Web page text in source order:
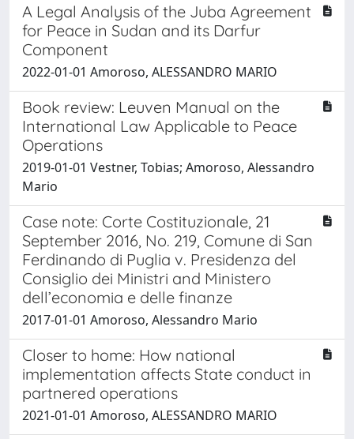
A Legal Analysis of the Juba Agreement
for Peace in Sudan and its Darfur
Component
2022-01-01 Amoroso, ALESSANDRO MARIO
Book review: Leuven Manual on the
International Law Applicable to Peace
Operations
2019-01-01 Vestner, Tobias; Amoroso, Alessandro
Mario
Case note: Corte Costituzionale, 21
September 2016, No. 219, Comune di San
Ferdinando di Puglia v. Presidenza del
Consiglio dei Ministri and Ministero
dell’economia e delle finanze
2017-01-01 Amoroso, Alessandro Mario
Closer to home: How national
implementation affects State conduct in
partnered operations
2021-01-01 Amoroso, ALESSANDRO MARIO